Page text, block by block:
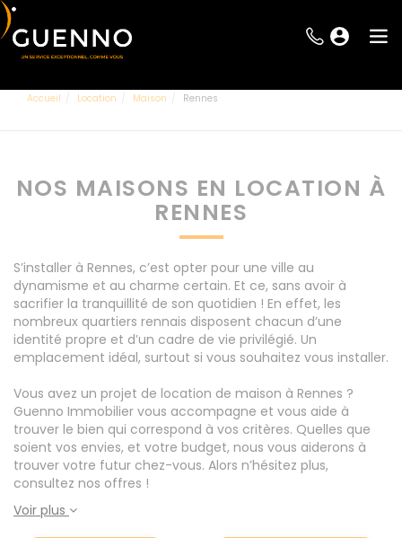
Accueil Location Maison Rennes
NOS MAISONS EN LOCATION À
RENNES
S’installer à Rennes, c’est opter pour une ville au
dynamisme et au charme certain. Et ce, sans avoir à
sacrifier la tranquillité de son quotidien ! En effet, les
nombreux quartiers rennais disposent chacun d’une
identité propre et d’un cadre de vie privilégié. Un
emplacement idéal, surtout si vous souhaitez vous installer.
Vous avez un projet de location de maison à Rennes ?
Guenno Immobilier vous accompagne et vous aide à
trouver le bien qui correspond à vos critères. Quelles que
soient vos envies, et votre budget, nous vous aiderons à
trouver votre futur chez-vous. Alors n’hésitez plus,
consultez nos offres !
Voir plus